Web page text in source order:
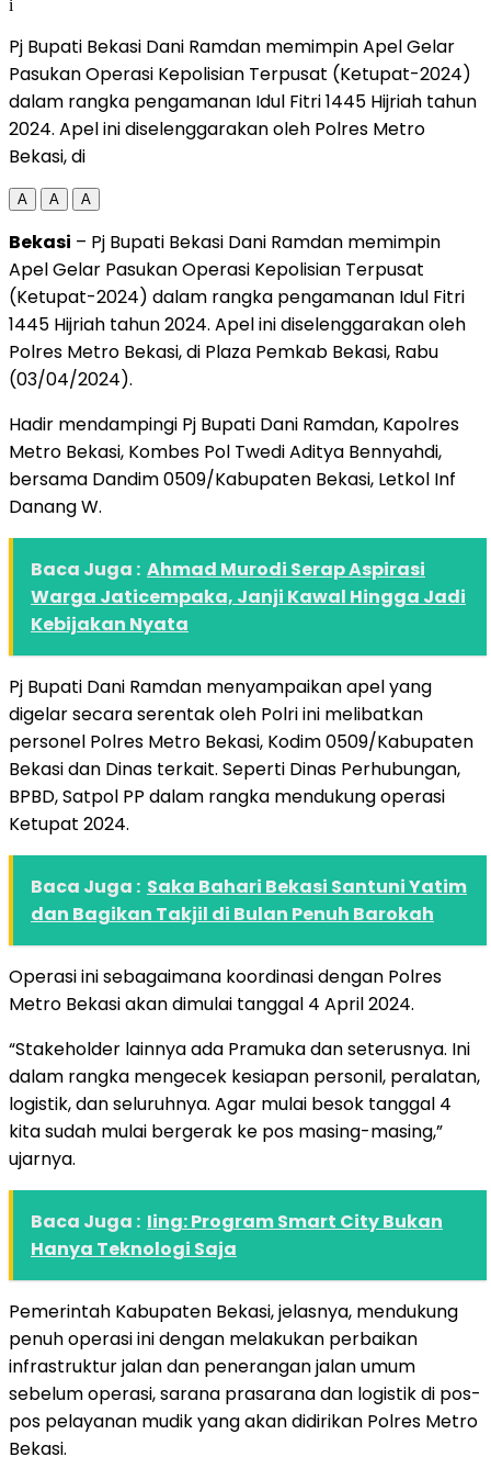
i
Pj Bupati Bekasi Dani Ramdan memimpin Apel Gelar
Pasukan Operasi Kepolisian Terpusat (Ketupat-2024)
dalam rangka pengamanan Idul Fitri 1445 Hijriah tahun
2024. Apel ini diselenggarakan oleh Polres Metro
Bekasi, di
A A A
Bekasi – Pj Bupati Bekasi Dani Ramdan memimpin
Apel Gelar Pasukan Operasi Kepolisian Terpusat
(Ketupat-2024) dalam rangka pengamanan Idul Fitri
1445 Hijriah tahun 2024. Apel ini diselenggarakan oleh
Polres Metro Bekasi, di Plaza Pemkab Bekasi, Rabu
(03/04/2024).
Hadir mendampingi Pj Bupati Dani Ramdan, Kapolres
Metro Bekasi, Kombes Pol Twedi Aditya Bennyahdi,
bersama Dandim 0509/Kabupaten Bekasi, Letkol Inf
Danang W.
Baca Juga : Ahmad Murodi Serap Aspirasi
Warga Jaticempaka, Janji Kawal Hingga Jadi
Kebijakan Nyata
Pj Bupati Dani Ramdan menyampaikan apel yang
digelar secara serentak oleh Polri ini melibatkan
personel Polres Metro Bekasi, Kodim 0509/Kabupaten
Bekasi dan Dinas terkait. Seperti Dinas Perhubungan,
BPBD, Satpol PP dalam rangka mendukung operasi
Ketupat 2024.
Baca Juga : Saka Bahari Bekasi Santuni Yatim
dan Bagikan Takjil di Bulan Penuh Barokah
Operasi ini sebagaimana koordinasi dengan Polres
Metro Bekasi akan dimulai tanggal 4 April 2024.
“Stakeholder lainnya ada Pramuka dan seterusnya. Ini
dalam rangka mengecek kesiapan personil, peralatan,
logistik, dan seluruhnya. Agar mulai besok tanggal 4
kita sudah mulai bergerak ke pos masing-masing,”
ujarnya.
Baca Juga : Iing: Program Smart City Bukan
Hanya Teknologi Saja
Pemerintah Kabupaten Bekasi, jelasnya, mendukung
penuh operasi ini dengan melakukan perbaikan
infrastruktur jalan dan penerangan jalan umum
sebelum operasi, sarana prasarana dan logistik di pos-
pos pelayanan mudik yang akan didirikan Polres Metro
Bekasi.